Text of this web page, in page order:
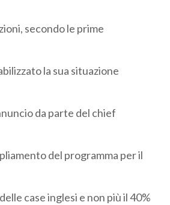
secondo le prime
la sua situazione
da parte del chief
del programma per il
case inglesi e non più il 40%